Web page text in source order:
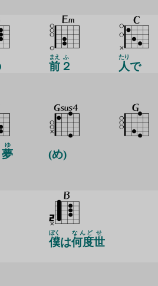
前
まえ
２
ふ
人
たり
で
夢
ゆ
(め)
僕
ぼく
は何度
なんど
世
せ